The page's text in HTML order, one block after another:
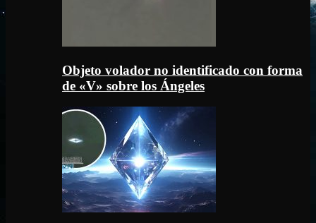
Objeto volador no identificado con forma
de «V» sobre los Ángeles